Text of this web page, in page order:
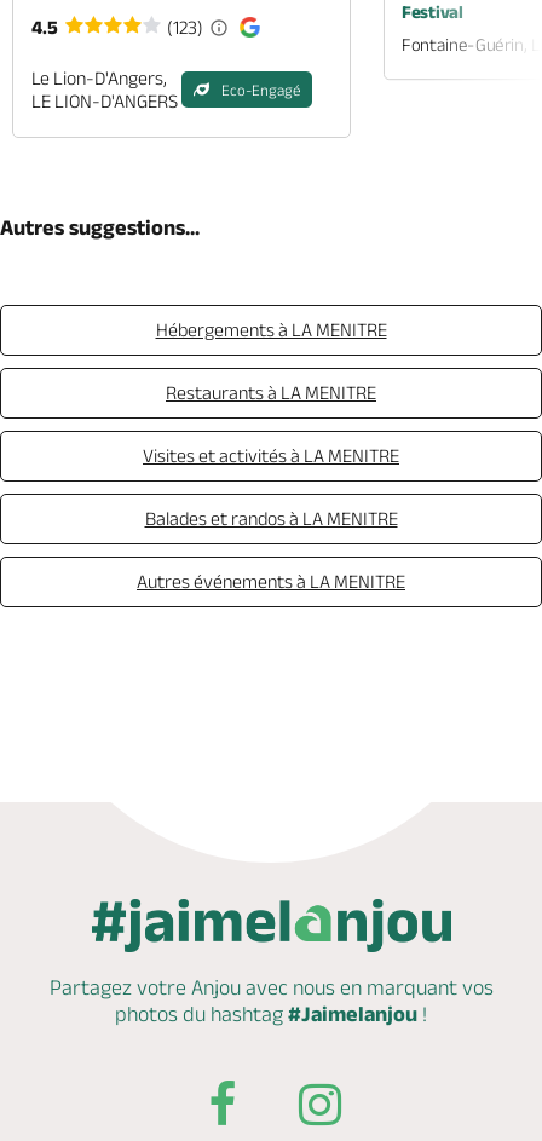
4.5
(123)
Le Lion-D'Angers,
LE LION-D'ANGERS
Eco-Engagé
Festival
Fontaine-Guérin,
Autres suggestions...
Hébergements à LA MENITRE
Restaurants à LA MENITRE
Visites et activités à LA MENITRE
Balades et randos à LA MENITRE
Autres événements à LA MENITRE
Partagez votre Anjou avec nous en marquantvos
photos du hashtag #Jaimelanjou !